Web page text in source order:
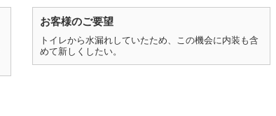
お客様のご要望
トイレから水漏れしていたため、この機会に内装も含
めて新しくしたい。